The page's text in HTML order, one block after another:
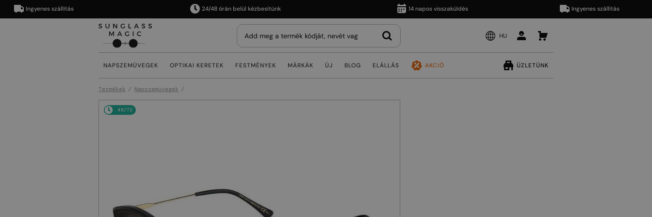
Ingyenes szállítás 24/48 órán belül kézbesítünk 14 napos visszaküldés Ingyenes szállítás
HU
NAPSZEMÜVEGEK OPTIKAI KERETEK FESTMÉNYEK MÁRKÁK ÚJ BLOG ELÁLLÁS AKCIÓ ÜZLETÜNK
Termékek Napszemüvegek
48/72